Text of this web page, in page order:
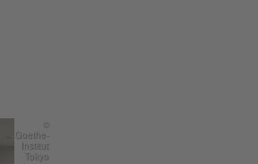
Goethe-
Institut
Tokyo